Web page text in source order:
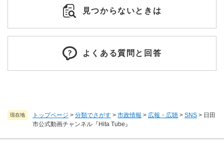
現在地 トップページ > 分類でさがす > 市政情報 > 広報・広聴 > SNS > 日田
市公式動画チャンネル『Hita Tube』
見つからないときは
よくある質問と回答